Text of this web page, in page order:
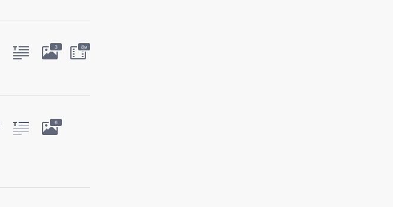
3 8м
6